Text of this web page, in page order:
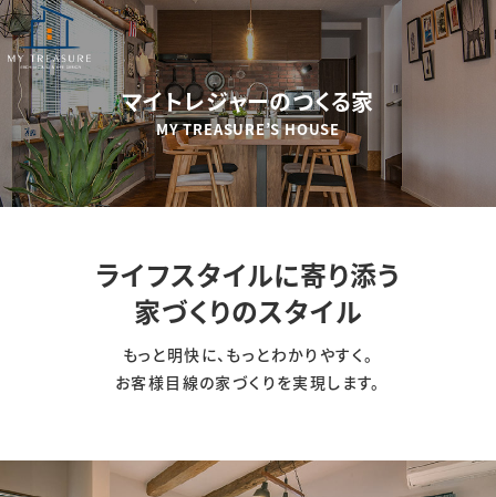
マイトレジャーのつくる家
MY TREASURE’S HOUSE
ライフスタイルに寄り添う
家づくりのスタイル
もっと明快に、もっとわかりやすく。
お客様目線の家づくりを実現します。